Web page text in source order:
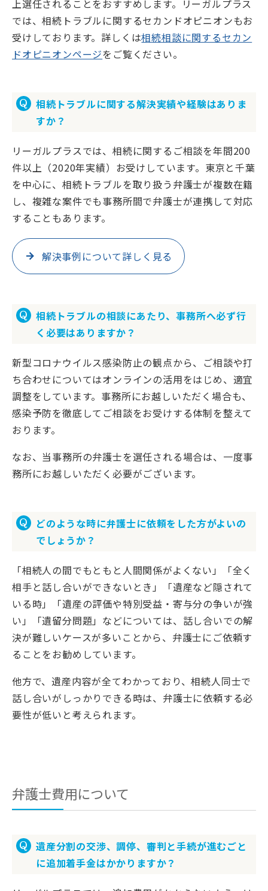
上選任されることをおすすめします。リーガルプラス
では、相続トラブルに関するセカンドオピニオンもお
受けしております。詳しくは相続相談に関するセカン
ドオピニオンページをご覧ください。
相続トラブルに関する解決実績や経験はありま
すか？
リーガルプラスでは、相続に関するご相談を年間200
件以上（2020年実績）お受けしています。東京と千葉
を中心に、相続トラブルを取り扱う弁護士が複数在籍
し、複雑な案件でも事務所間で弁護士が連携して対応
することもあります。
解決事例について詳しく見る
相続トラブルの相談にあたり、事務所へ必ず行
く必要はありますか？
新型コロナウイルス感染防止の観点から、ご相談や打
ち合わせについてはオンラインの活用をはじめ、適宜
調整をしています。事務所にお越しいただく場合も、
感染予防を徹底してご相談をお受けする体制を整えて
おります。
なお、当事務所の弁護士を選任される場合は、一度事
務所にお越しいただく必要がございます。
どのような時に弁護士に依頼をした方がよいの
でしょうか？
「相続人の間でもともと人間関係がよくない」「全く
相手と話し合いができないとき」「遺産など隠されて
いる時」「遺産の評価や特別受益・寄与分の争いが強
い」「遺留分問題」などについては、話し合いでの解
決が難しいケースが多いことから、弁護士にご依頼す
ることをお勧めしています。
他方で、遺産内容が全てわかっており、相続人同士で
話し合いがしっかりできる時は、弁護士に依頼する必
要性が低いと考えられます。
弁護士費用について
遺産分割の交渉、調停、審判と手続が進むごと
に追加着手金はかかりますか？